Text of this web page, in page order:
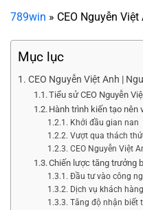
789win » CEO Nguyễn Việt
Mục lục
CEO Nguyễn Việt Anh |
Tiểu sử CEO Nguyễn
Hành trình kiến tạo nên
Khởi đầu gian nan
Vượt qua thách
CEO Nguyễn Việt
Chiến lược tăng trưởng
Đầu tư vào công
Dịch vụ khách
Tăng độ nhận biết